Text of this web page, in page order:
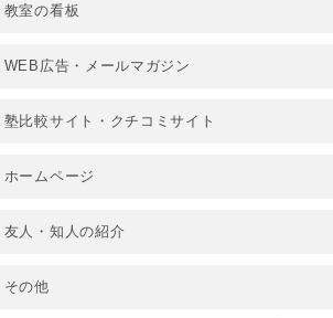
教室の看板
WEB広告・メールマガジン
塾比較サイト・クチコミサイト
ホームページ
友人・知人の紹介
その他